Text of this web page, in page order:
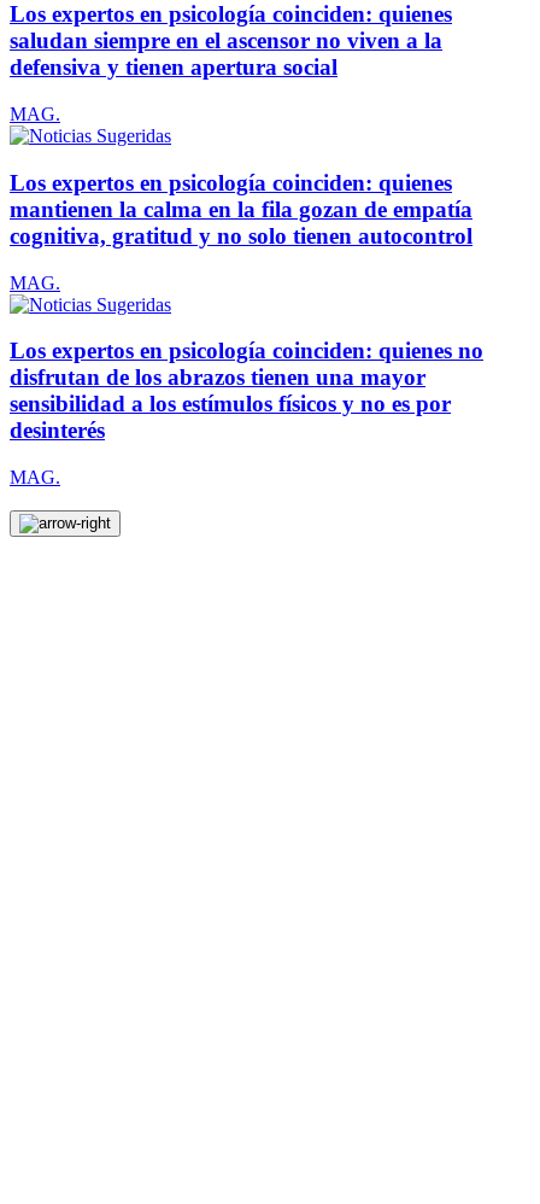
Los expertos en psicología coinciden: quienes
saludan siempre en el ascensor no viven a la
defensiva y tienen apertura social
MAG.
Los expertos en psicología coinciden: quienes
mantienen la calma en la fila gozan de empatía
cognitiva, gratitud y no solo tienen autocontrol
MAG.
Los expertos en psicología coinciden: quienes no
disfrutan de los abrazos tienen una mayor
sensibilidad a los estímulos físicos y no es por
desinterés
MAG.